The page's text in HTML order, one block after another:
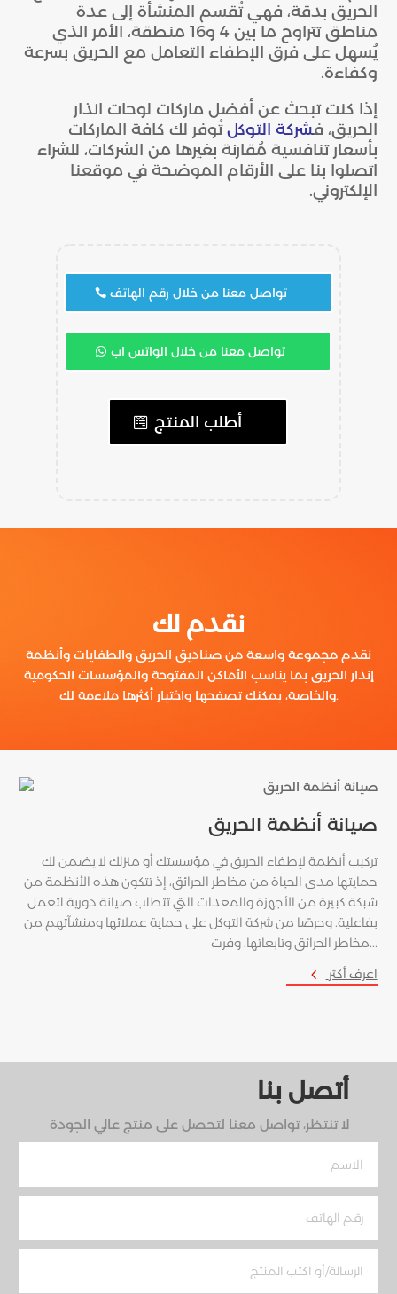
الحريق بدقة، فهي تُقسم المنشأة إلى عدة
مناطق تتراوح ما بين 4 و16 منطقة، الأمر الذي
يُسهل على فرق الإطفاء التعامل مع الحريق بسرعة
وكفاءة.
إذا كنت تبحث عن أفضل ماركات لوحات انذار
الحريق، فشركة التوكلتُوفر لك كافة الماركات
بأسعار تنافسية مُقارنة بغيرها من الشركات، للشراء
اتصلوا بنا على الأرقام الموضحة في موقعنا
الإلكتروني.
تواصل معنا من خلال رقم الهاتف
تواصل معنا من خلال الواتس اب
أطلب المنتج
نقدم لك
نقدم مجموعة واسعة من صناديق الحريق والطفايات وأنظمة
إنذار الحريق بما يناسب الأماكن المفتوحة والمؤسسات الحكومية
والخاصة، يمكنك تصفحها واختيار أكثرها ملاءمة لك.
صيانة أنظمة الحريق
تركيب أنظمة لإطفاء الحريق في مؤسستك أو منزلك لا يضمن لك
حمايتها مدى الحياة من مخاطر الحرائق، إذ تتكون هذه الأنظمة من
شبكة كبيرة من الأجهزة والمعدات التي تتطلب صيانة دورية لتعمل
بفاعلية. وحرصًا من شركة التوكل على حماية عملائها ومنشآتهم من
مخاطر الحرائق وتابعاتها، وفرت...
اعرف أكثر
4
أتصل بنا
لا تنتظر، تواصل معنا لتحصل على منتج عالي الجودة